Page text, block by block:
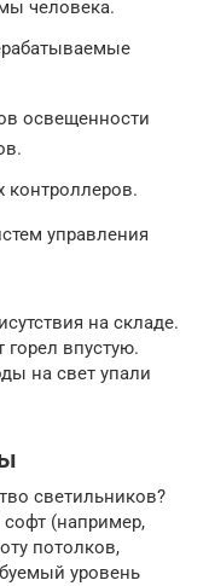
человека.
освещенности
управления
на складе.
горел впустую.
на свет упали
светильников?
(например,
потолков,
уровень